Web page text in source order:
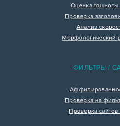
Оценка тошноты
Проверка
Анализ
Морфологический
ФИЛЬТРЫ /
Проверка на
Проверка